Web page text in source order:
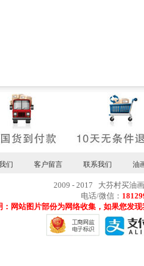
们 客户留言 联系我们 油
2009 - 2017 大芬村买油
电话/微信：
：网站图片部份为网络收集，如果您发